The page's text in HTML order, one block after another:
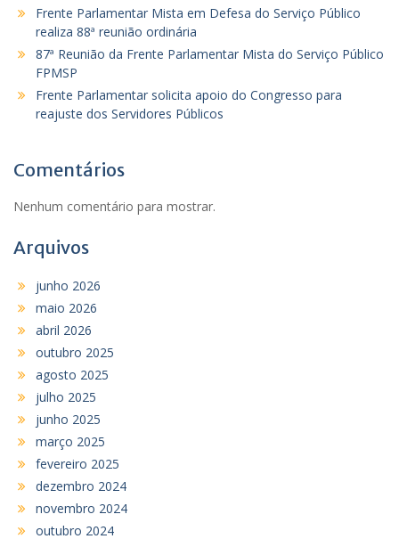
Frente Parlamentar Mista em Defesa do Serviço Público
realiza 88ª reunião ordinária
87ª Reunião da Frente Parlamentar Mista do Serviço Público
FPMSP
Frente Parlamentar solicita apoio do Congresso para
reajuste dos Servidores Públicos
Comentários
Nenhum comentário para mostrar.
Arquivos
junho 2026
maio 2026
abril 2026
outubro 2025
agosto 2025
julho 2025
junho 2025
março 2025
fevereiro 2025
dezembro 2024
novembro 2024
outubro 2024